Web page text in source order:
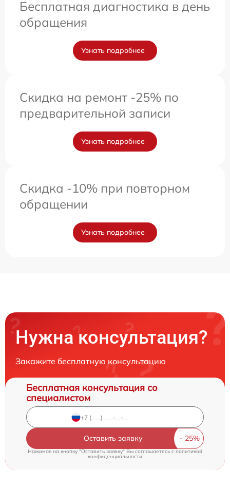
Бесплатная диагностика в день
обращения
Узнать подробнее
Скидка на ремонт -25% по
предварительной записи
Узнать подробнее
Скидка -10% при повторном
обращении
Узнать подробнее
Нужна консультация?
Закажите бесплатную консультацию
Бесплатная консультация со
специалистом
Оставить заявку
Нажимая на кнопку "Оставить заявку" Вы соглашаетесь c политикой
конфиденциальности